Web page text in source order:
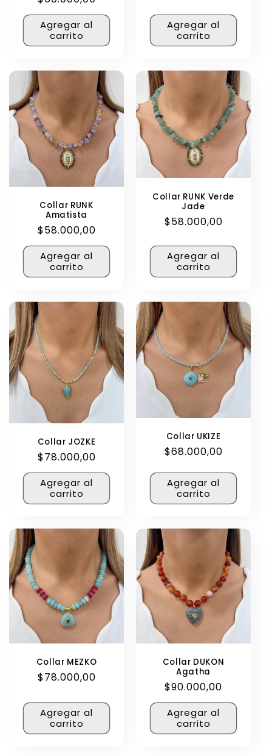
habitual
Agregar al
carrito
Agregar al
carrito
Collar RUNK
Amatista
Precio
habitual
$58.000,00
Agregar al
carrito
Collar RUNK Verde
Jade
Precio
$58.000,00
Agregar al
carrito
Collar JOZKE
Precio
habitual
$78.000,00
Agregar al
carrito
Collar UKIZE
Precio
$68.000,00
Agregar al
carrito
Collar MEZKO
Precio
$78.000,00
Agregar al
carrito
Collar DUKON
Agatha
Precio
habitual
$90.000,00
Agregar al
carrito